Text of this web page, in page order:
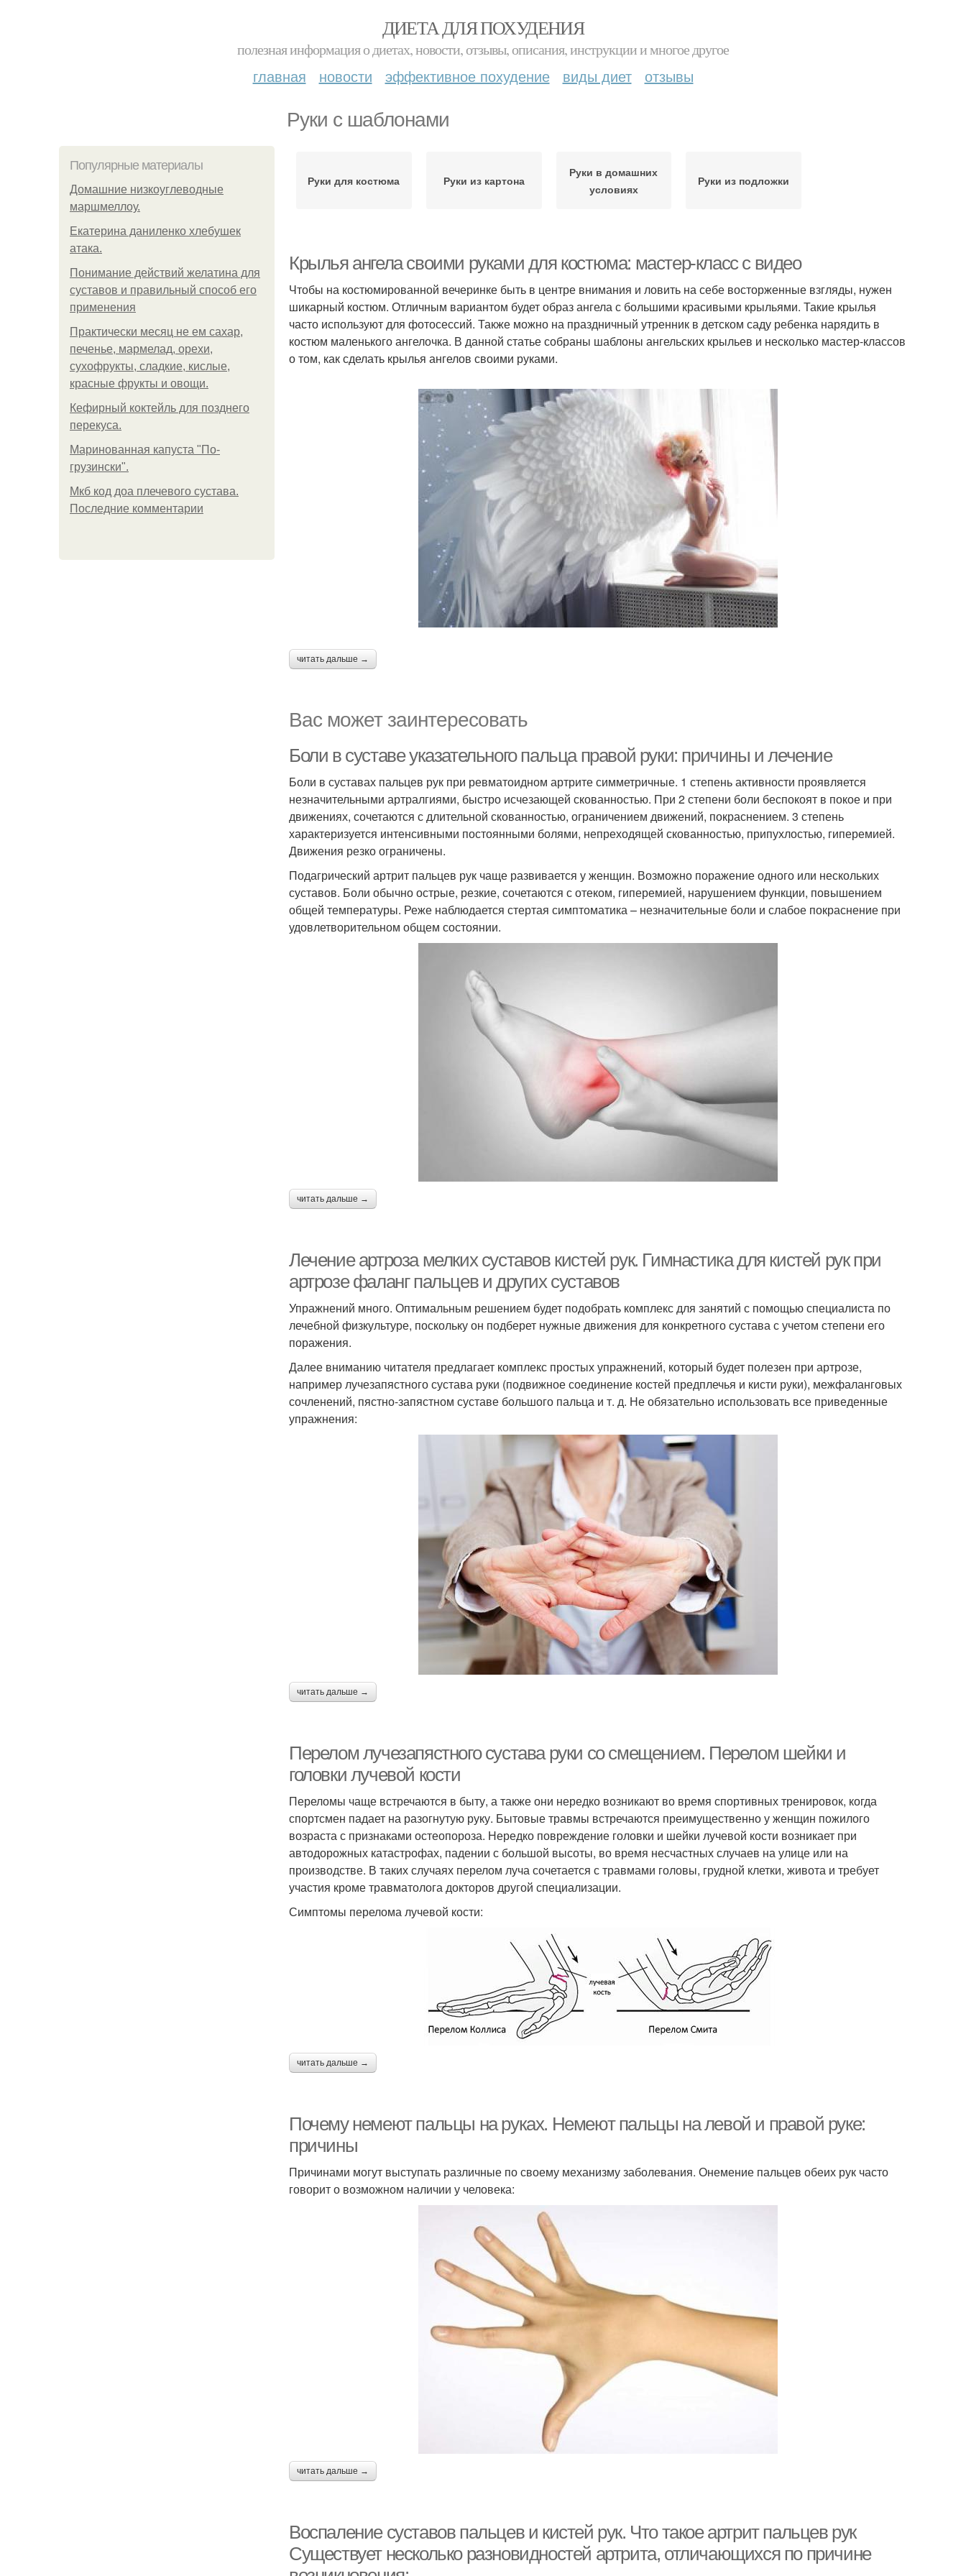
ДИЕТА ДЛЯ ПОХУДЕНИЯ
полезная информация о диетах, новости, отзывы, описания, инструкции и многое другое
главная новости эффективное похудение виды диет отзывы
Руки с шаблонами
Популярные материалы
Домашние низкоуглеводные
маршмеллоу.
Екатерина даниленко хлебушек
атака.
Понимание действий желатина для
суставов и правильный способ его
применения
Практически месяц не ем сахар,
печенье, мармелад, орехи,
сухофрукты, сладкие, кислые,
красные фрукты и овощи.
Кефирный коктейль для позднего
перекуса.
Маринованная капуста "По-
грузински".
Мкб код доа плечевого сустава.
Последние комментарии
Руки для костюма Руки из картона
Руки в домашних
условиях
Руки из подложки
Крылья ангела своими руками для костюма: мастер-класс с видео
Чтобы на костюмированной вечеринке быть в центре внимания и ловить на себе восторженные взгляды, нужен
шикарный костюм. Отличным вариантом будет образ ангела с большими красивыми крыльями. Такие крылья
часто используют для фотосессий. Также можно на праздничный утренник в детском саду ребенка нарядить в
костюм маленького ангелочка. В данной статье собраны шаблоны ангельских крыльев и несколько мастер-классов
о том, как сделать крылья ангелов своими руками.
читать дальше →
Вас может заинтересовать
Боли в суставе указательного пальца правой руки: причины и лечение
Боли в суставах пальцев рук при ревматоидном артрите симметричные. 1 степень активности проявляется
незначительными артралгиями, быстро исчезающей скованностью. При 2 степени боли беспокоят в покое и при
движениях, сочетаются с длительной скованностью, ограничением движений, покраснением. 3 степень
характеризуется интенсивными постоянными болями, непреходящей скованностью, припухлостью, гиперемией.
Движения резко ограничены.
Подагрический артрит пальцев рук чаще развивается у женщин. Возможно поражение одного или нескольких
суставов. Боли обычно острые, резкие, сочетаются с отеком, гиперемией, нарушением функции, повышением
общей температуры. Реже наблюдается стертая симптоматика – незначительные боли и слабое покраснение при
удовлетворительном общем состоянии.
читать дальше →
Лечение артроза мелких суставов кистей рук. Гимнастика для кистей рук при
артрозе фаланг пальцев и других суставов
Упражнений много. Оптимальным решением будет подобрать комплекс для занятий с помощью специалиста по
лечебной физкультуре, поскольку он подберет нужные движения для конкретного сустава с учетом степени его
поражения.
Далее вниманию читателя предлагает комплекс простых упражнений, который будет полезен при артрозе,
например лучезапястного сустава руки (подвижное соединение костей предплечья и кисти руки), межфаланговых
сочленений, пястно-запястном суставе большого пальца и т. д. Не обязательно использовать все приведенные
упражнения:
читать дальше →
Перелом лучезапястного сустава руки со смещением. Перелом шейки и
головки лучевой кости
Переломы чаще встречаются в быту, а также они нередко возникают во время спортивных тренировок, когда
спортсмен падает на разогнутую руку. Бытовые травмы встречаются преимущественно у женщин пожилого
возраста с признаками остеопороза. Нередко повреждение головки и шейки лучевой кости возникает при
автодорожных катастрофах, падении с большой высоты, во время несчастных случаев на улице или на
производстве. В таких случаях перелом луча сочетается с травмами головы, грудной клетки, живота и требует
участия кроме травматолога докторов другой специализации.
Симптомы перелома лучевой кости:
читать дальше →
Почему немеют пальцы на руках. Немеют пальцы на левой и правой руке:
причины
Причинами могут выступать различные по своему механизму заболевания. Онемение пальцев обеих рук часто
говорит о возможном наличии у человека:
читать дальше →
Воспаление суставов пальцев и кистей рук. Что такое артрит пальцев рук
Существует несколько разновидностей артрита, отличающихся по причине